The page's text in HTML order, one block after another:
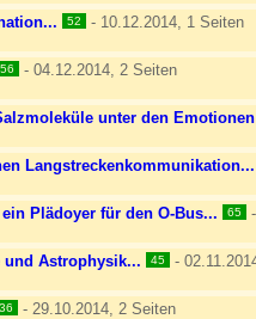
52 - 10.12.2014, 1 Seiten
56 - 04.12.2014, 2 Seiten
unter den
Langstreckenkommunikation...
Plädoyer für den O-Bus... 65
und Astrophysik... 45 -
36 - 29.10.2014, 2 Seiten